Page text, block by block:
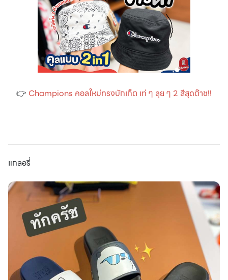
👉 Champions คอลใหม่ทรงบักเก็ต เท่ ๆ ลุย ๆ 2 สีสุดต๊าช!!
แกลอรี่